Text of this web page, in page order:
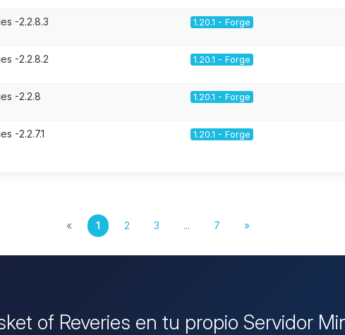
-2.2.8.3 1.20.1 - Forge
-2.2.8.2 1.20.1 - Forge
-2.2.8 1.20.1 - Forge
-2.2.7.1 1.20.1 - Forge
« 1 2 3 ... 7 »
of Reveries en tu propio Servidor